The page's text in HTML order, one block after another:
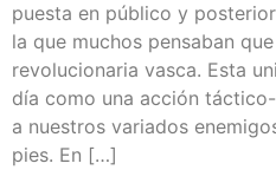
pues­ta en públi­co y
la que muchos pen­sa­ban
revo­lu­cio­na­ria vas­ca. Esta
día como una acción
a nues­tros varia­dos
pies. En […]